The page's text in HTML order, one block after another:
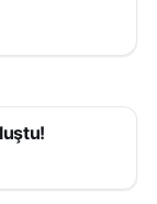
hatırası